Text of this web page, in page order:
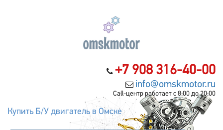
+7 908 316-40-00
info@omskmotor.ru
Call-центр работает с 8:00 до 20:00
Купить Б/У двигатель в Омске